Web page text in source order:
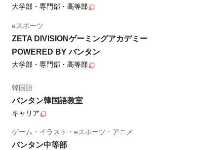
大学部・専門部・高等部
eスポーツ
ZETA DIVISIONゲーミングアカデミー
POWERED BY バンタン
大学部・専門部・高等部
韓国語
バンタン韓国語教室
キャリア
ゲーム・イラスト・eスポーツ・アニメ
バンタン中等部